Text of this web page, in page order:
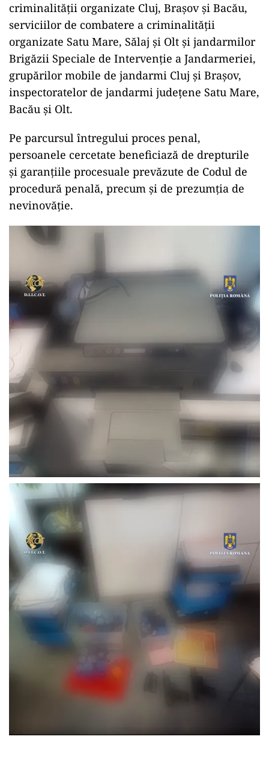
criminalității organizate Cluj, Brașov și Bacău,
serviciilor de combatere a criminalității
organizate Satu Mare, Sălaj și Olt și jandarmilor
Brigăzii Speciale de Intervenție a Jandarmeriei,
grupărilor mobile de jandarmi Cluj și Brașov,
inspectoratelor de jandarmi județene Satu Mare,
Bacău și Olt.
Pe parcursul întregului proces penal,
persoanele cercetate beneficiază de drepturile
și garanțiile procesuale prevăzute de Codul de
procedură penală, precum și de prezumția de
nevinovăție.